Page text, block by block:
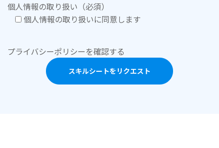
個人情報の取り扱い（必須）
個人情報の取り扱いに同意します
プライバシーポリシーを確認する